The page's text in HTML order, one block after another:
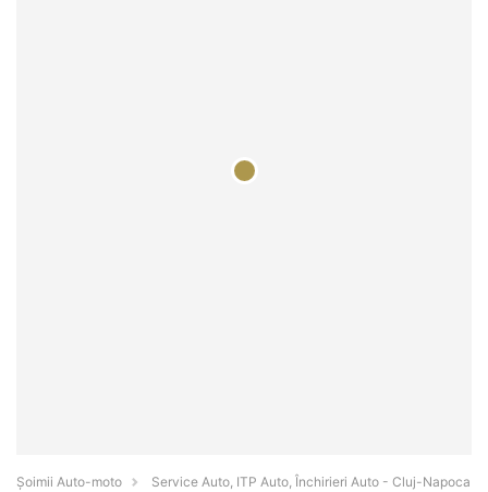
Șoimii Auto-moto
Service Auto, ITP Auto, Închirieri Auto - Cluj-Napoca